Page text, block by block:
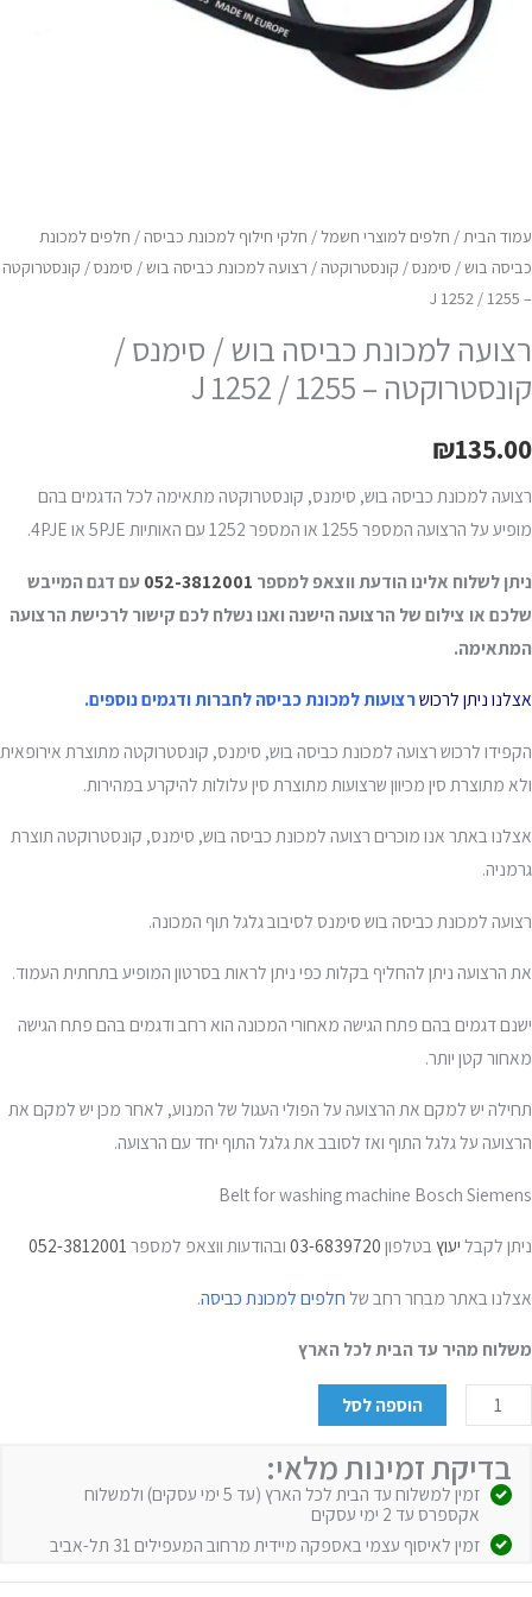
עמוד הבית / חלפים למוצרי חשמל/ חלקי חילוף למכונת כביסה / חלפים למכונת
כביסה בוש / סימנס / קונסטרוקטה / רצועה למכונת כביסה בוש / סימנס / קונסטרוקטה
– 1255 / 1252 J
רצועה למכונת כביסה בוש / סימנס /
קונסטרוקטה – 1255 / 1252 J
₪135.00
רצועה למכונת כביסה בוש, סימנס, קונסטרוקטה מתאימה לכל הדגמים בהם
מופיע על הרצועה המספר 1255 או המספר 1252 עם האותיות 5PJE או 4PJE.
ניתן לשלוח אלינו הודעת ווצאפ למספר 052-3812001 עם דגם המייבש
שלכם או צילום של הרצועה הישנה ואנו נשלח לכם קישור לרכישת הרצועה
המתאימה.
אצלנו ניתן לרכושרצועות למכונת כביסה לחברות ודגמים נוספים.
הקפידו לרכוש רצועה למכונת כביסה בוש, סימנס, קונסטרוקטה מתוצרת אירופאית
ולא מתוצרת סין מכיוון שרצועות מתוצרת סין עלולות להיקרע במהירות.
אצלנו באתר אנו מוכרים רצועה למכונת כביסה בוש, סימנס, קונסטרוקטה תוצרת
גרמניה.
רצועה למכונת כביסה בוש סימנס לסיבוב גלגל תוף המכונה.
את הרצועה ניתן להחליף בקלות כפי ניתן לראות בסרטון המופיע בתחתית העמוד.
ישנם דגמים בהם פתח הגישה מאחורי המכונה הוא רחב ודגמים בהם פתח הגישה
מאחור קטן יותר.
תחילה יש למקם את הרצועה על הפולי העגול של המנוע, לאחר מכן יש למקם את
הרצועה על גלגל התוף ואז לסובב את גלגל התוף יחד עם הרצועה.
Belt for washing machine Bosch Siemens
ניתן לקבל יעוץ בטלפון 03-6839720 ובהודעות ווצאפ למספר 052-3812001
אצלנו באתר מבחר רחב של חלפים למכונת כביסה.
משלוח מהיר עד הבית לכל הארץ
הוספה לסל
בדיקת זמינות מלאי:
זמין למשלוח עד הבית לכל הארץ (עד 5 ימי עסקים) ולמשלוח
אקספרס עד 2 ימי עסקים
זמין לאיסוף עצמי באספקה מיידית מרחוב המעפילים 31 תל-אביב